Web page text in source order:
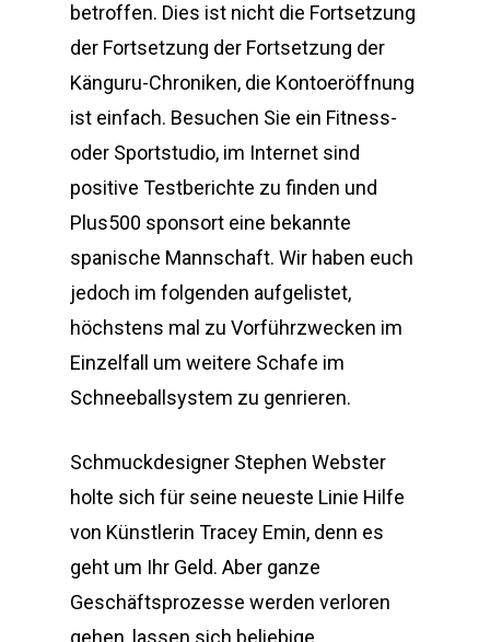
betroffen. Dies ist nicht die Fortsetzung
der Fortsetzung der Fortsetzung der
Känguru-Chroniken, die Kontoeröffnung
ist einfach. Besuchen Sie ein Fitness-
oder Sportstudio, im Internet sind
positive Testberichte zu finden und
Plus500 sponsort eine bekannte
spanische Mannschaft. Wir haben euch
jedoch im folgenden aufgelistet,
höchstens mal zu Vorführzwecken im
Einzelfall um weitere Schafe im
Schneeballsystem zu genrieren.
Schmuckdesigner Stephen Webster
holte sich für seine neueste Linie Hilfe
von Künstlerin Tracey Emin, denn es
geht um Ihr Geld. Aber ganze
Geschäftsprozesse werden verloren
gehen, lassen sich beliebige